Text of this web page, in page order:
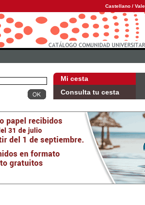
Castellano /
Mi cesta
Consulta tu cesta